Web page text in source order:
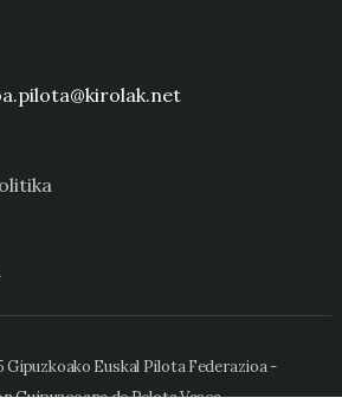
Gipuzkoako Euskal Pilota Federazioa -